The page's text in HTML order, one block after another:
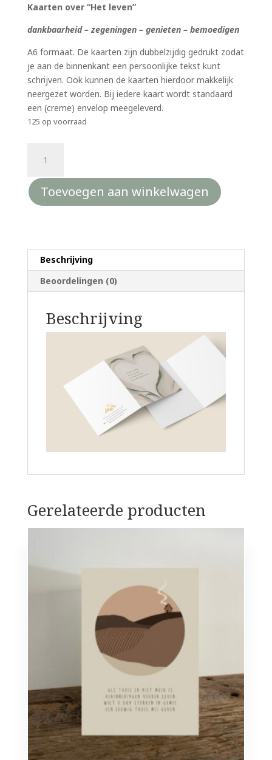
Kaarten over “Het leven”
dankbaarheid – zegeningen – genieten – bemoedigen
A6 formaat. De kaarten zijn dubbelzijdig gedrukt zodat
je aan de binnenkant een persoonlijke tekst kunt
schrijven. Ook kunnen de kaarten hierdoor makkelijk
neergezet worden. Bij iedere kaart wordt standaard
een (creme) envelop meegeleverd.
125 op voorraad
kaart
met
het
aantal
Toevoegen aan winkelwagen
Beschrijving
Beoordelingen (0)
Beschrijving
Gerelateerde producten